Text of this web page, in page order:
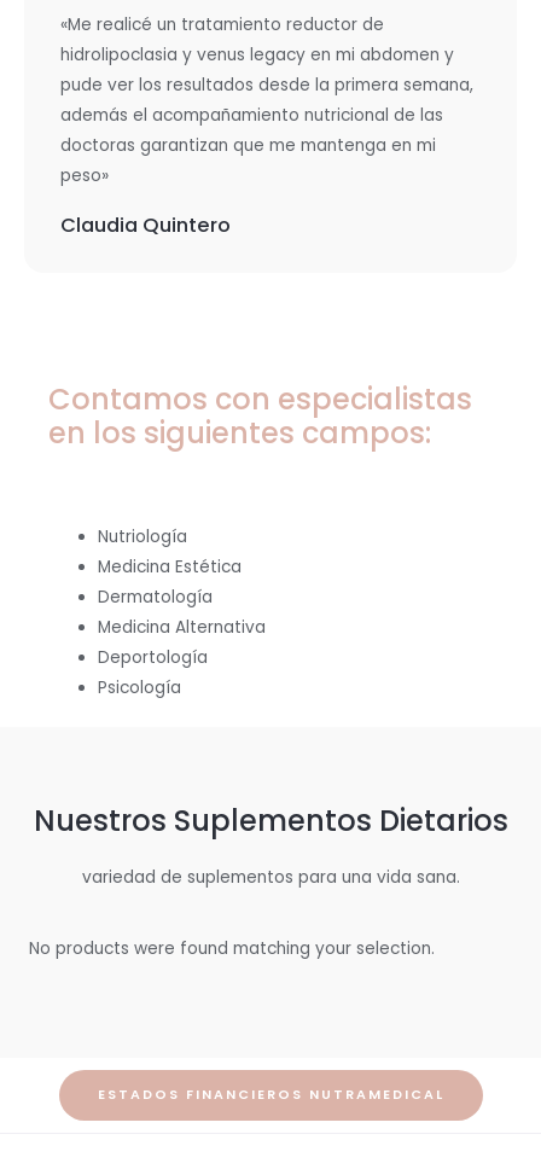
«Me realicé un tratamiento reductor de
hidrolipoclasia y venus legacy en mi abdomen y
pude ver los resultados desde la primera semana,
además el acompañamiento nutricional de las
doctoras garantizan que me mantenga en mi
peso»
Claudia Quintero
Contamos con especialistas
en los siguientes campos:
Nutriología
Medicina Estética
Dermatología
Medicina Alternativa
Deportología
Psicología
Nuestros Suplementos Dietarios
variedad de suplementos para una vida sana.
No products were found matching your selection.
ESTADOS FINANCIEROS NUTRAMEDICAL